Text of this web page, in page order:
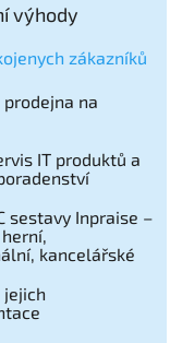
výhody
zákazníků
prodejna na
IT produktů a
sestavy Inpraise –
kancelářské
jejich